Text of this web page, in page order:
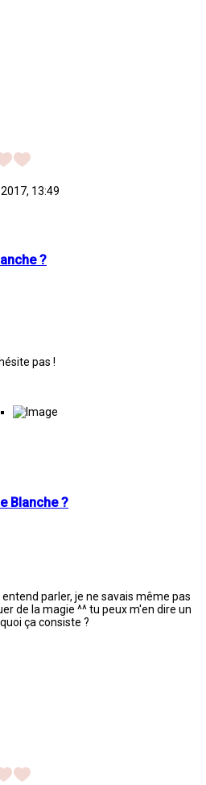
13:49
?
pas !
Blanche ?
parler, je ne savais même pas
de la magie ^^ tu peux m'en dire un
ça consiste ?